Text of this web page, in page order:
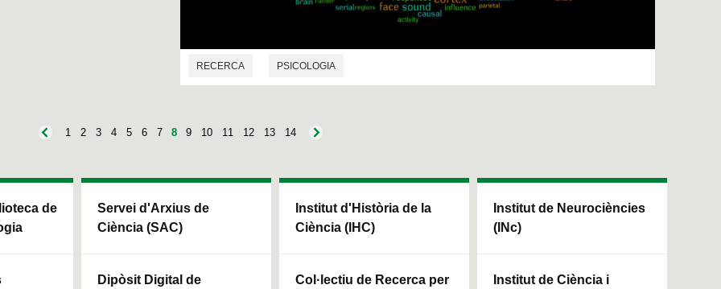
RECERCA PSICOLOGIA
1 2 3 4 5 6 7 8 9 10 11 12 13 14
de
Servei d'Arxius de
Ciència (SAC)
Dipòsit Digital de
Institut d'Història de la
Ciència (IHC)
Col·lectiu de Recerca per
Institut de Neurociències
(INc)
Institut de Ciència i